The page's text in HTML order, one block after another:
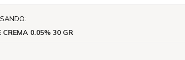
CREMA 0.05% 30 GR